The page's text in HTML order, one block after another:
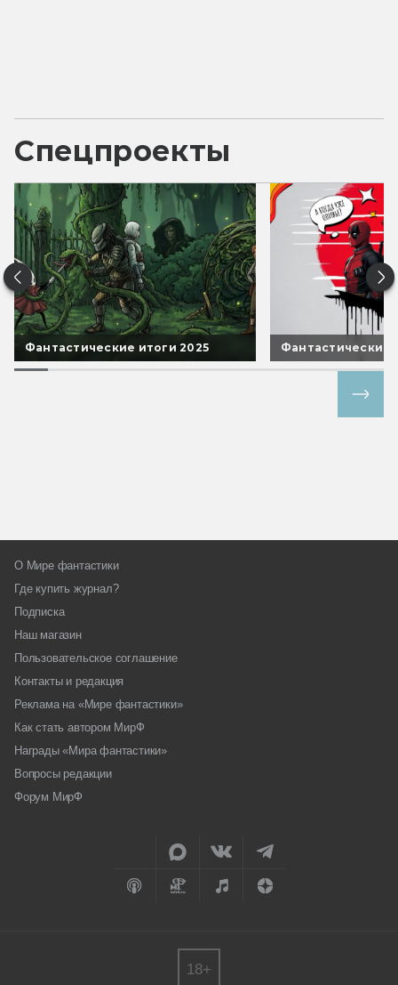
Спецпроекты
Фантастические итоги 2025 Фантастические
О Мире фантастики
Где купить журнал?
Подписка
Наш магазин
Пользовательское соглашение
Контакты и редакция
Реклама на «Мире фантастики»
Как стать автором МирФ
Награды «Мира фантастики»
Вопросы редакции
Форум МирФ
18+